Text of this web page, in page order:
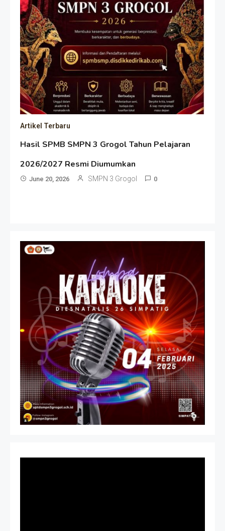
Artikel Terbaru
Hasil SPMB SMPN 3 Grogol Tahun Pelajaran
2026/2027 Resmi Diumumkan
June 20, 2026 SMPN 3 Grogol 0